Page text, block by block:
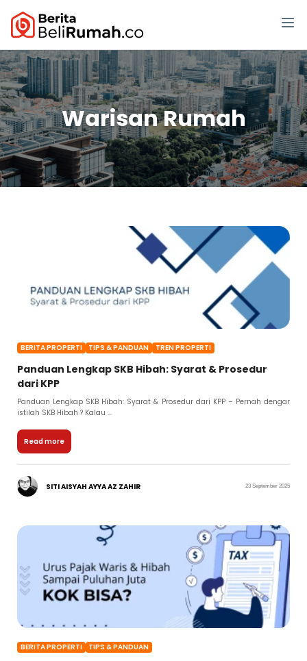
Warisan Rumah
BERITA PROPERTI TIPS & PANDUAN TREN PROPERTI
Panduan Lengkap SKB Hibah: Syarat & Prosedur
dari KPP
Panduan Lengkap SKB Hibah: Syarat & Prosedur dari KPP – Pernah dengar
istilah SKB Hibah ? Kalau ...
Read more
SITI AISYAH AYYA AZ ZAHIR 23 September 2025
BERITA PROPERTI TIPS & PANDUAN